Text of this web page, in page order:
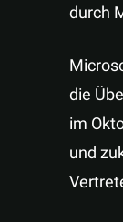
durch
die
im
und